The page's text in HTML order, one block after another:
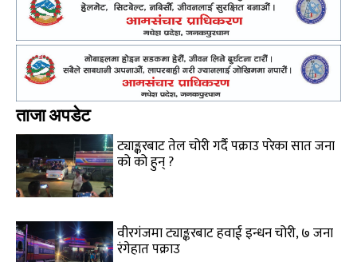
ताजा अपडेट
ट्याङ्करबाट तेल चोरी गर्दै पक्राउ परेका सात जना
को को हुन् ?
वीरगंजमा ट्याङ्करबाट हवाई इन्धन चोरी, ७ जना
रंगेहात पक्राउ